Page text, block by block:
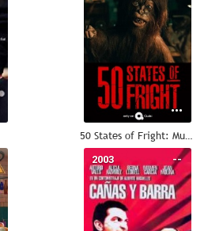
50 States of Fright: Muerto de miedo
--
2003